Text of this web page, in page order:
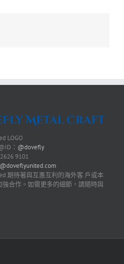
LOGO
： @dovefly
9101
期待著與互惠互利的海外客 戶或本
強合作。如需更多的細節，請隨時與